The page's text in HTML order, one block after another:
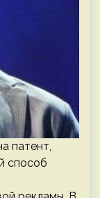
патент,
способ